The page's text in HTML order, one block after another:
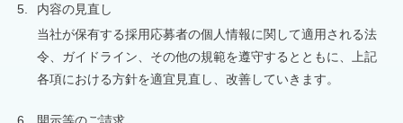
5.
内容の見直し
当社が保有する採用応募者の個人情報に関して適用される法
令、ガイドライン、その他の規範を遵守するとともに、上記
各項における方針を適宜見直し、改善していきます。
6.
開示等のご請求